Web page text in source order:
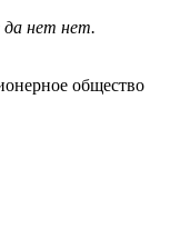
да нет нет.
общество